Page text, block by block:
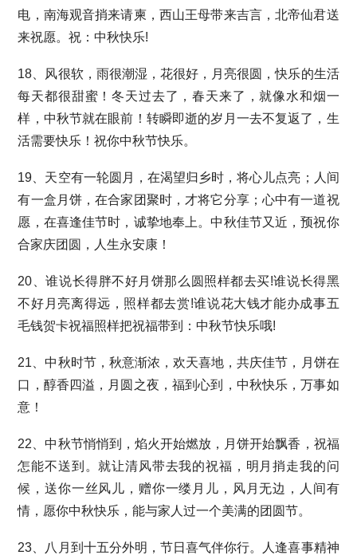
电，南海观音捎来请柬，西山王母带来吉言，北帝仙君送
来祝愿。祝：中秋快乐!
18、风很软，雨很潮湿，花很好，月亮很圆，快乐的生活
每天都很甜蜜！冬天过去了，春天来了，就像水和烟一
样，中秋节就在眼前！转瞬即逝的岁月一去不复返了，生
活需要快乐！祝你中秋节快乐。
19、天空有一轮圆月，在渴望归乡时，将心儿点亮；人间
有一盒月饼，在合家团聚时，才将它分享；心中有一道祝
愿，在喜逢佳节时，诚挚地奉上。中秋佳节又近，预祝你
合家庆团圆，人生永安康！
20、谁说长得胖不好月饼那么圆照样都去买!谁说长得黑
不好月亮离得远，照样都去赏!谁说花大钱才能办成事五
毛钱贺卡祝福照样把祝福带到：中秋节快乐哦!
21、中秋时节，秋意渐浓，欢天喜地，共庆佳节，月饼在
口，醇香四溢，月圆之夜，福到心到，中秋快乐，万事如
意！
22、中秋节悄悄到，焰火开始燃放，月饼开始飘香，祝福
怎能不送到。就让清风带去我的祝福，明月捎走我的问
候，送你一丝风儿，赠你一缕月儿，风月无边，人间有
情，愿你中秋快乐，能与家人过一个美满的团圆节。
23、八月到十五分外明，节日喜气伴你行。人逢喜事精神